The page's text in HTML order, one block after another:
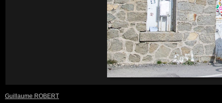
Guillaume ROBERT